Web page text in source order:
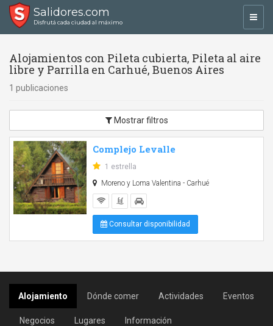
Salidores.com
Disfrutá cada ciudad al máximo
Alojamientos con Pileta cubierta, Pileta al aire
libre y Parrilla en Carhué, Buenos Aires
1 publicaciones
Mostrar filtros
Complejo Levalle
1 estrella
Moreno y Loma Valentina - Carhué
Consultar disponibilidad
Alojamiento Dónde comer Actividades Eventos
Negocios Lugares Información